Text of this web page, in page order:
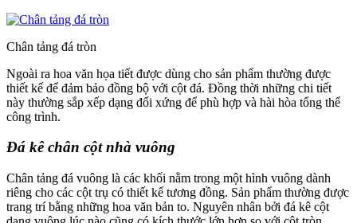
Chân tảng đá tròn
Ngoài ra hoa văn họa tiết được dùng cho sản phẩm thường được
thiết kế để đảm bảo đồng bộ với cột đá. Đồng thời những chi tiết
này thường sắp xếp dạng đối xứng để phù hợp và hài hòa tổng thể
công trình.
Đá kê chân cột nhà vuông
Chân tảng đá vuông là các khối nằm trong một hình vuông dành
riêng cho các cột trụ có thiết kế tương đồng. Sản phẩm thường được
trang trí bằng những hoa văn bản to. Nguyên nhân bởi đá kê cột